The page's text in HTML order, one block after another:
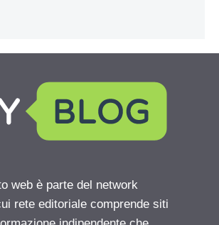
web è parte del network
rete editoriale comprende siti